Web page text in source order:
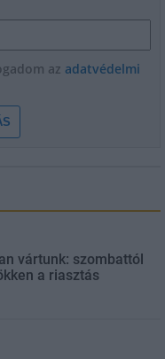
az adatvédelmi
vártunk: szombattól
a riasztás